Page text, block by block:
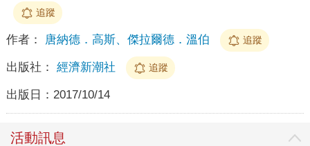
追蹤
作者： 唐納德．高斯、傑拉爾德．溫伯 追蹤
出版社： 經濟新潮社 追蹤
出版日： 2017/10/14
活動訊息